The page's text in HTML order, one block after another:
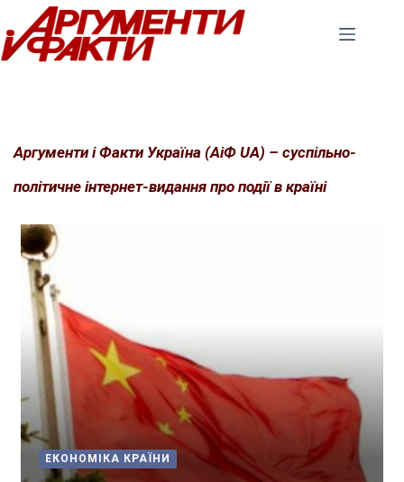
Перейти
до
вмісту
Аргументи і Факти Україна (АіФ UA) – суспільно-
політичне інтернет-видання про події в країні
ЕКОНОМІКА КРАЇНИ